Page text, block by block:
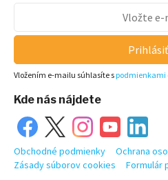
Vložením e-mailu súhlasíte s podmienkami
Kde nás nájdete
Obchodné podmienky
Ochrana
Zásady súborov cookies
Formulár